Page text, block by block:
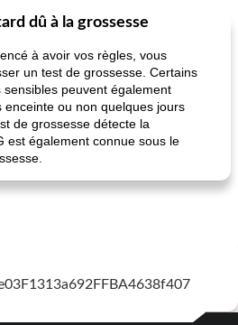
min Vacances et événements
ananas cuit au four avec des craquelins
dû à la grossesse
à avoir vos règles, vous
un test de grossesse. Certains
peuvent également
enceinte ou non quelques jours
de grossesse détecte la
est également connue sous le